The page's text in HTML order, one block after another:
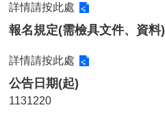
各
類
專
區
查
詢
事
詳情請按此處
報名規定(需檢具文件、資料)
詳情請按此處
公告日期(起)
1131220